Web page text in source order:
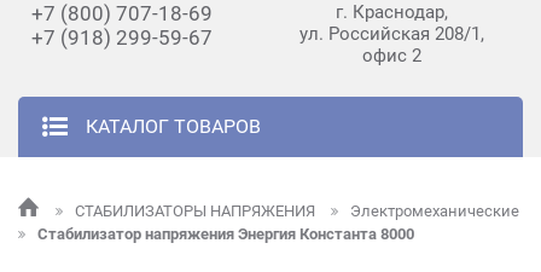
+7 (800) 707-18-69
+7 (918) 299-59-67
г. Краснодар,
ул. Российская 208/1,
офис 2
КАТАЛОГ ТОВАРОВ
СТАБИЛИЗАТОРЫ НАПРЯЖЕНИЯ
Электромеханические
Стабилизатор напряжения Энергия Константа 8000